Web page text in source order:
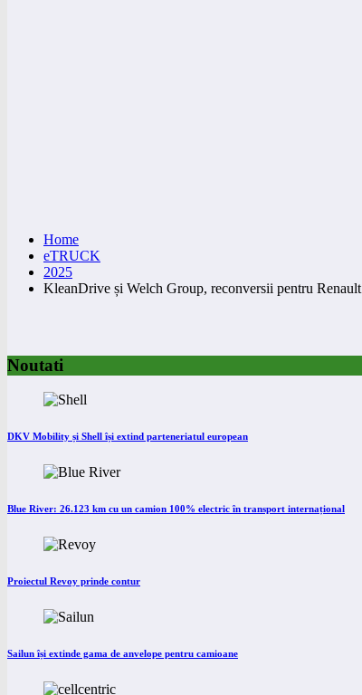
Home
eTRUCK
2025
KleanDrive și Welch Group, reconversii pentru Renault
Noutati
DKV Mobility și Shell își extind parteneriatul european
Blue River: 26.123 km cu un camion 100% electric în transport internațional
Proiectul Revoy prinde contur
Sailun își extinde gama de anvelope pentru camioane